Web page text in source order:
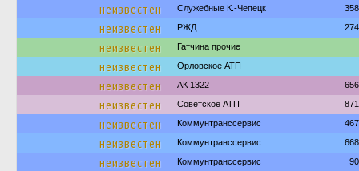
неизвестен Служебные К.-Чепецк
неизвестен РЖД
неизвестен Гатчина прочие
неизвестен Орловское АТП
неизвестен АК 1322
неизвестен Советское АТП
неизвестен Коммунтранссервис
неизвестен Коммунтранссервис
неизвестен Коммунтранссервис